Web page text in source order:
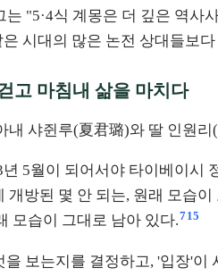
"5·4식 계몽은 더 깊은 역사
시대의 많은 논전 상대들보
고 마침내 삶을 마치다
샤쥔루(夏君璐)와 딸 인원
5월이 되어서야 타이베이시
방된 몇 안 되는, 원래 모습
모습이 그대로 남아 있다.715
보는지를 결정하고, '입장'